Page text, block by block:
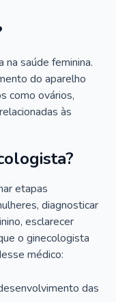
saúde feminina.
do aparelho
como ovários,
às
etapas
diagnosticar
esclarecer
o ginecologista
médico:
das